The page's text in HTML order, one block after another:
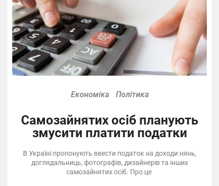
Економіка Політика
Самозайнятих осіб планують
змусити платити податки
В Україні пропонують ввести податок на доходи нянь,
доглядальниць, фотографів, дизайнерів та інших
самозайнятих осіб. Про це